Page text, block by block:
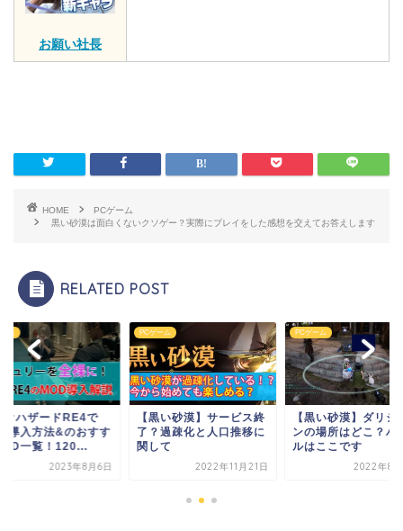
お願い社長
HOME
PCゲーム
黒い砂漠は面白くないクソゲー？実際にプレイをした感想を交えてお答えします
RELATED POST
ム
オハザードRE4で
導入方法&のおすす
一覧！120...
2023年8月6日
PCゲーム
【黒い砂漠】サービス終
了？過疎化と人口推移に
関して
2022年11月21日
PCゲーム
【黒い砂漠】ダリシ
ンの場所はどこ？ハ
ルはここです
2022年8